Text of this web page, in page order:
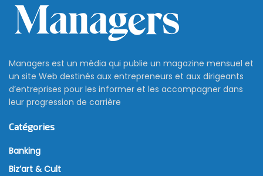
Managers est un média qui publie un magazine mensuel et
un site Web destinés aux entrepreneurs et aux dirigeants
d’entreprises pour les informer et les accompagner dans
leur progression de carrière
Catégories
Banking
Biz’art & Cult